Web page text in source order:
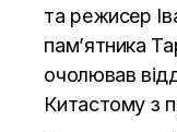
та режисер
пам’ятника
очолював
Китастому з